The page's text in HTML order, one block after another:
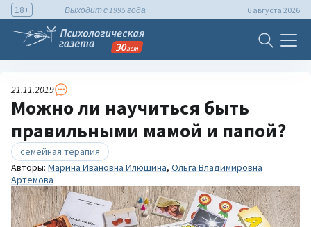
18+ Выходит с 1995 года 6 августа 2026
21.11.2019
Можно ли научиться быть
правильными мамой и папой?
семейная терапия
Авторы: Марина Ивановна Илюшина, Ольга Владимировна
Артемова